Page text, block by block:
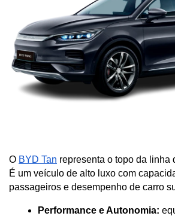
O BYD Tan representa o topo da linha
É um veículo de alto luxo com
passageiros e desempenho de carro
Performance e Autonomia: